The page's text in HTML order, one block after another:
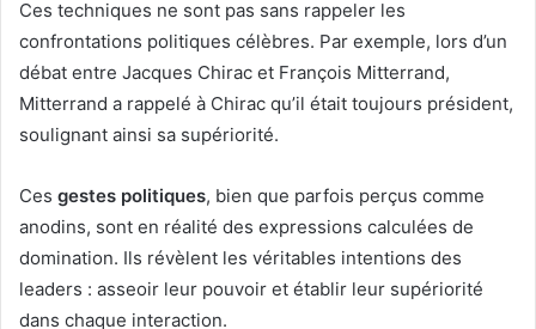
Ces techniques ne sont pas sans rappeler les
confrontations politiques célèbres. Par exemple, lors d’un
débat entre Jacques Chirac et François Mitterrand,
Mitterrand a rappelé à Chirac qu’il était toujours président,
soulignant ainsi sa supériorité.
Ces gestes politiques, bien que parfois perçus comme
anodins, sont en réalité des expressions calculées de
domination. Ils révèlent les véritables intentions des
leaders : asseoir leur pouvoir et établir leur supériorité
dans chaque interaction.